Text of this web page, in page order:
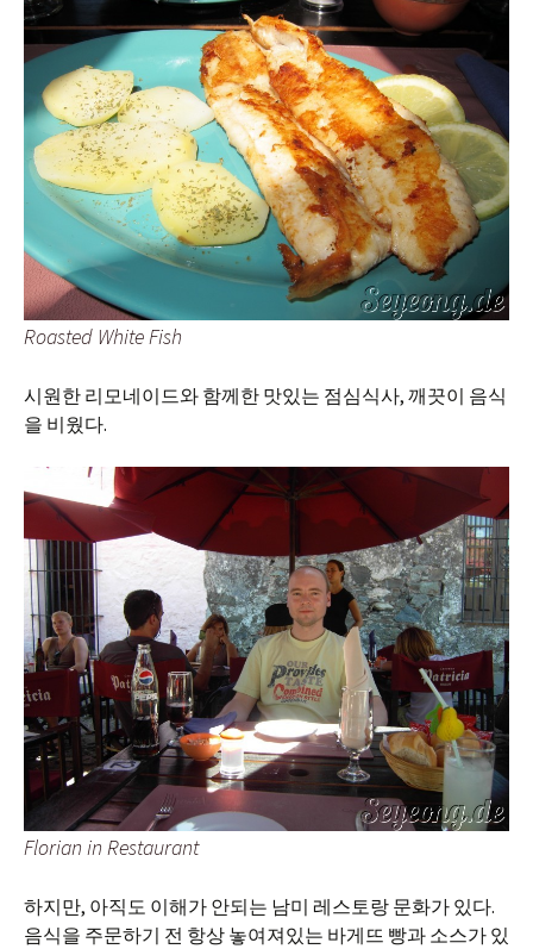
Roasted White Fish
시원한 리모네이드와 함께한 맛있는 점심식사, 깨끗이 음식
을 비웠다.
Florian in Restaurant
하지만, 아직도 이해가 안되는 남미 레스토랑 문화가 있다.
음식을 주문하기 전 항상 놓여져있는 바게뜨 빵과 소스가 있